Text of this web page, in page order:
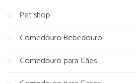
Pet shop
Comedouro Bebedouro
Comedouro para Cães